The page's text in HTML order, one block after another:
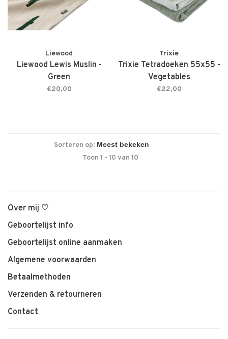
Liewood
Liewood Lewis Muslin -
Green
€20,00
Trixie
Trixie Tetradoeken 55x55 -
Vegetables
€22,00
Sorteren op:
Toon 1 - 10 van 10
Over mij ♡
Geboortelijst info
Geboortelijst online aanmaken
Algemene voorwaarden
Betaalmethoden
Verzenden & retourneren
Contact